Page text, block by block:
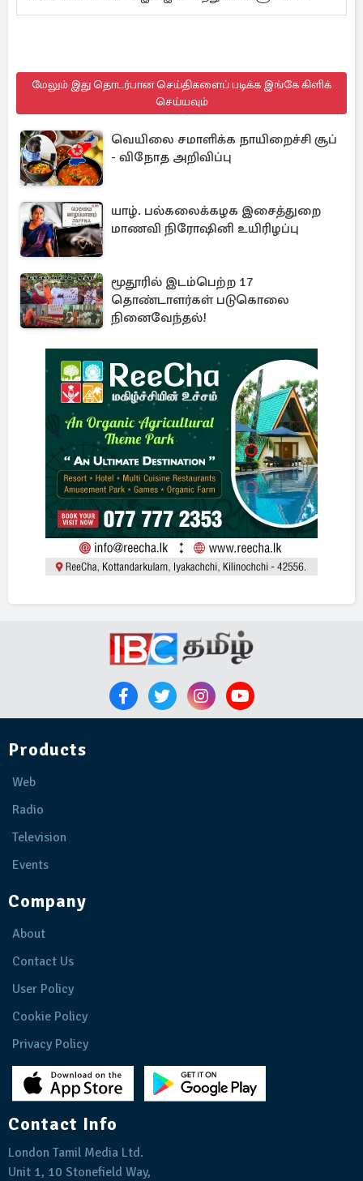
மேலும் இது தொடர்பான செய்திகளைப் படிக்க இங்கே கிளிக்
செய்யவும்
வெயிலை சமாளிக்க நாயிறைச்சி சூப்
- விநோத அறிவிப்பு
யாழ். பல்கலைக்கழக இசைத்துறை
மாணவி நிரோஷினி உயிரிழப்பு
மூதூரில் இடம்பெற்ற 17
தொண்டாளர்கள் படுகொலை
நினைவேந்தல்!
Products
Web
Radio
Television
Events
Company
About
Contact Us
User Policy
Cookie Policy
Privacy Policy
Contact Info
London Tamil Media Ltd.
Unit 1, 10 Stonefield Way,